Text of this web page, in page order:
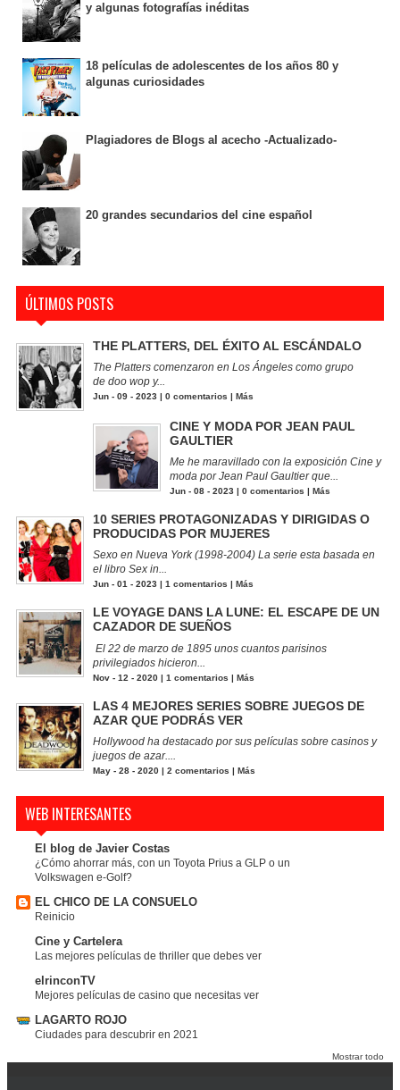
y algunas fotografías inéditas
18 películas de adolescentes de los años 80 y
algunas curiosidades
Plagiadores de Blogs al acecho -Actualizado-
20 grandes secundarios del cine español
ÚLTIMOS POSTS
THE PLATTERS, DEL ÉXITO AL ESCÁNDALO
The Platters comenzaron en Los Ángeles como grupo
de doo wop y...
Jun - 09 - 2023 | 0 comentarios | Más
CINE Y MODA POR JEAN PAUL
GAULTIER
Me he maravillado con la exposición Cine y
moda por Jean Paul Gaultier que...
Jun - 08 - 2023 | 0 comentarios | Más
10 SERIES PROTAGONIZADAS Y DIRIGIDAS O
PRODUCIDAS POR MUJERES
Sexo en Nueva York (1998-2004) La serie esta basada en
el libro Sex in...
Jun - 01 - 2023 | 1 comentarios Más
LE VOYAGE DANS LA LUNE: EL ESCAPE DE UN
CAZADOR DE SUEÑOS
El 22 de marzo de 1895 unos cuantos parisinos
privilegiados hicieron...
Nov - 12 - 2020 | 1 comentarios | Más
LAS 4 MEJORES SERIES SOBRE JUEGOS DE
AZAR QUE PODRÁS VER
Hollywood ha destacado por sus películas sobre casinos y
juegos de azar....
May - 28 - 2020 | 2 comentarios | Más
WEB INTERESANTES
El blog de Javier Costas
¿Cómo ahorrar más, con un Toyota Prius a GLP o un
Volkswagen e-Golf?
EL CHICO DE LA CONSUELO
Reinicio
Cine y Cartelera
Las mejores películas de thriller que debes ver
elrinconTV
Mejores películas de casino que necesitas ver
LAGARTO ROJO
Ciudades para descubrir en 2021
Mostrar todo